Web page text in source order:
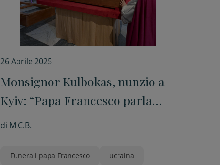
26 Aprile 2025
Monsignor Kulbokas, nunzio a
Kyiv: “Papa Francesco parla
anche da morto, già dal cielo”
di M.C.B.
Funerali papa Francesco ucraina